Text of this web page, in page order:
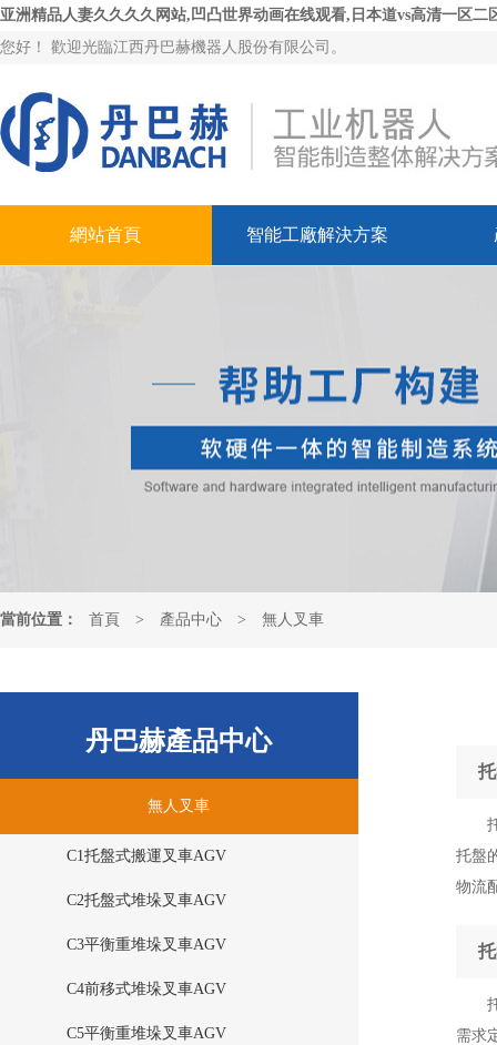
亚洲精品人妻久久久久网站,凹凸世界动画在线观看,日本道vs高清一区
您好！ 歡迎光臨江西丹巴赫機器人股份有限公司。
網站首頁 智能工廠解決方案
當前位置： 首頁 > 產品中心 > 無人叉車
丹巴赫產品中心
無人叉車
C1托盤式搬運叉車AGV
C2托盤式堆垛叉車AGV
C3平衡重堆垛叉車AGV
C4前移式堆垛叉車AGV
C5平衡重堆垛叉車AGV
托盤
物流
需求